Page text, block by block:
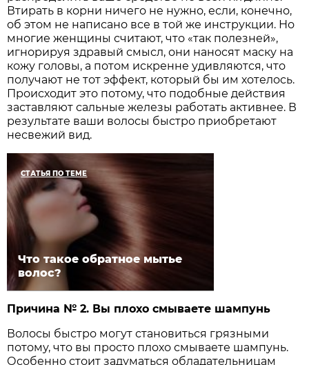
Втирать в корни ничего не нужно, если, конечно,
об этом не написано все в той же инструкции. Но
многие женщины считают, что «так полезней»,
игнорируя здравый смысл, они наносят маску на
кожу головы, а потом искренне удивляются, что
получают не тот эффект, который бы им хотелось.
Происходит это потому, что подобные действия
заставляют сальные железы работать активнее. В
результате ваши волосы быстро приобретают
несвежий вид.
СТАТЬЯ ПО ТЕМЕ
Что такое обратное мытье
волос?
Причина № 2. Вы плохо смываете шампунь
Волосы быстро могут становиться грязными
потому, что вы просто плохо смываете шампунь.
Особенно стоит задуматься обладательницам